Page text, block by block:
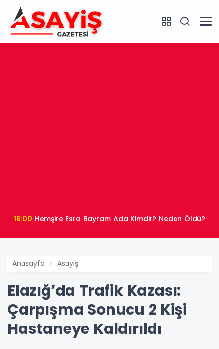
16:00 Hemşire Esra Bayram Ada Kimdir? Neden Öldü?
Anasayfa Asayiş
Elazığ’da Trafik Kazası:
Çarpışma Sonucu 2 Kişi
Hastaneye Kaldırıldı